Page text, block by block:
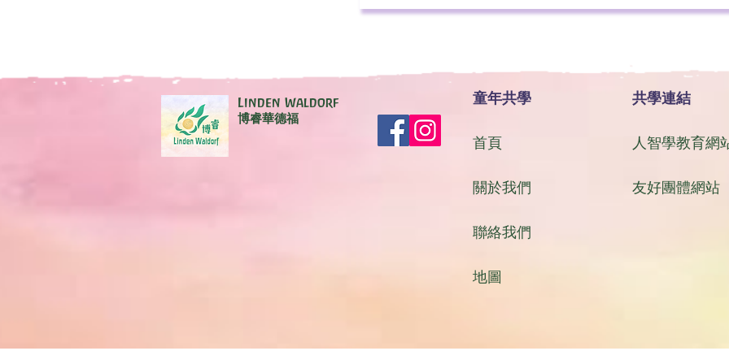
共學連結
人智學教育網
友好團體網站
童年共學
首頁
關於我們
聯絡我們
地圖
Linden Waldorf
博睿華德福